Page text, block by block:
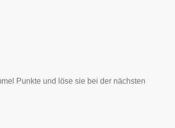
Punkte und löse sie bei der nächsten